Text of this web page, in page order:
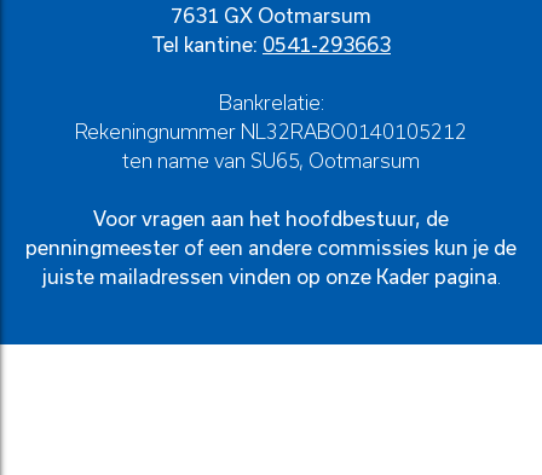
7631 GX Ootmarsum
Tel kantine: 0541-293663
Bankrelatie:
Rekeningnummer NL32RABO0140105212
ten name van SU65, Ootmarsum
Voor vragen aan het hoofdbestuur, de
penningmeester of een andere commissies kun je de
juiste mailadressen vinden op onze Kader pagina